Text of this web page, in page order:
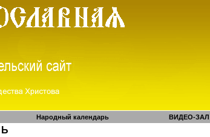
Народный календарь ВИДЕО-ЗАЛ
Ь